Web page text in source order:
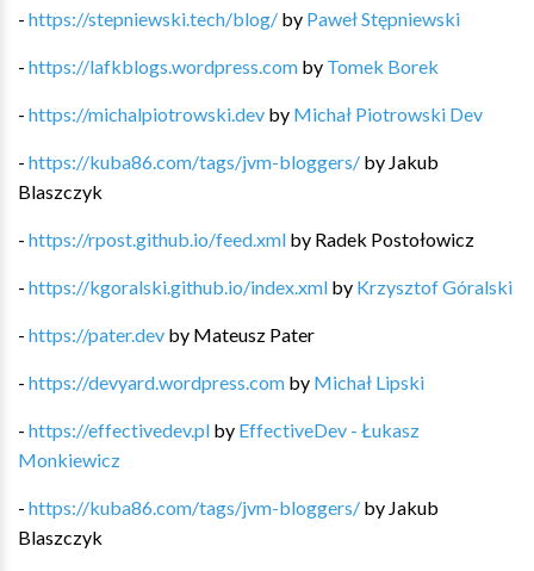
- https://stepniewski.tech/blog/ by Paweł Stępniewski
- https://lafkblogs.wordpress.com by Tomek Borek
- https://michalpiotrowski.dev by Michał Piotrowski Dev
- https://kuba86.com/tags/jvm-bloggers/ by Jakub
Blaszczyk
- https://rpost.github.io/feed.xml by Radek Postołowicz
- https://kgoralski.github.io/index.xml by Krzysztof Góralski
- https://pater.dev by Mateusz Pater
- https://devyard.wordpress.com by Michał Lipski
- https://effectivedev.pl by EffectiveDev - Łukasz
Monkiewicz
- https://kuba86.com/tags/jvm-bloggers/ by Jakub
Blaszczyk